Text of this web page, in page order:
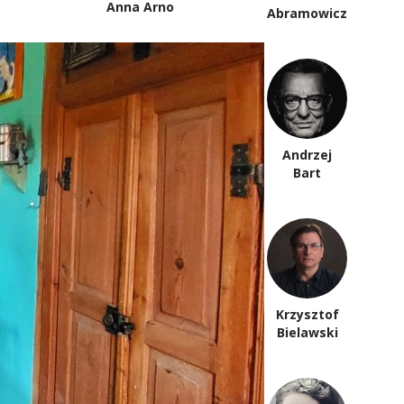
Anna Arno
Abramowicz
Piotr
Anderszewski
Andrzej
Bart
Paweł Bem
Krzysztof
Bielawski